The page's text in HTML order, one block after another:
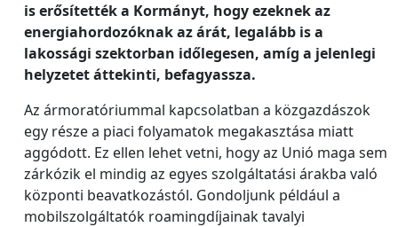
is erősítették a Kormányt, hogy ezeknek az
energiahordozóknak az árát, legalább is a
lakossági szektorban időlegesen, amíg a jelenlegi
helyzetet áttekinti, befagyassza.
Az ármoratóriummal kapcsolatban a közgazdászok
egy része a piaci folyamatok megakasztása miatt
aggódott. Ez ellen lehet vetni, hogy az Unió maga sem
zárkózik el mindig az egyes szolgáltatási árakba való
központi beavatkozástól. Gondoljunk például a
mobilszolgáltatók roamingdíjainak tavalyi